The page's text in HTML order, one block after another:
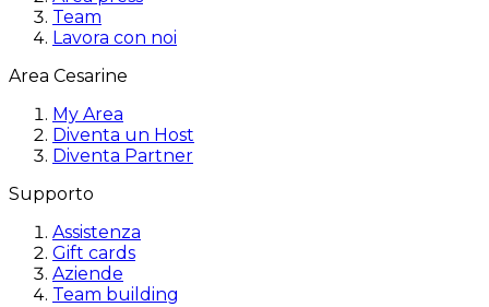
Team
Lavora con noi
Area Cesarine
My Area
Diventa un Host
Diventa Partner
Supporto
Assistenza
Gift cards
Aziende
Team building